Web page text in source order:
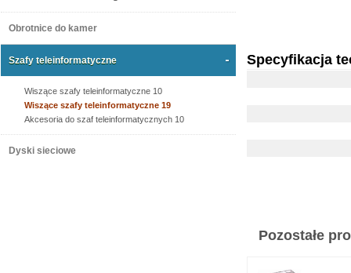
Obrotnice do kamer
Szafy teleinformatyczne
Wiszące szafy teleinformatyczne 10
Wiszące szafy teleinformatyczne 19
Akcesoria do szaf teleinformatycznych 10
Dyski sieciowe
Specyfikacja
Pozostałe